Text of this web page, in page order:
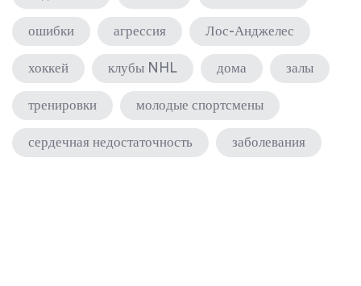
ошибки агрессия Лос-Анджелес
хоккей клубы NHL дома залы
тренировки молодые спортсмены
сердечная недостаточность заболевания